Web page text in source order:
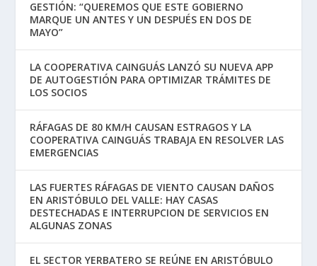
GESTIÓN: “QUEREMOS QUE ESTE GOBIERNO
MARQUE UN ANTES Y UN DESPUÉS EN DOS DE
MAYO”
LA COOPERATIVA CAINGUÁS LANZÓ SU NUEVA APP
DE AUTOGESTIÓN PARA OPTIMIZAR TRÁMITES DE
LOS SOCIOS
RÁFAGAS DE 80 KM/H CAUSAN ESTRAGOS Y LA
COOPERATIVA CAINGUÁS TRABAJA EN RESOLVER LAS
EMERGENCIAS
LAS FUERTES RÁFAGAS DE VIENTO CAUSAN DAÑOS
EN ARISTÓBULO DEL VALLE: HAY CASAS
DESTECHADAS E INTERRUPCION DE SERVICIOS EN
ALGUNAS ZONAS
EL SECTOR YERBATERO SE REÚNE EN ARISTÓBULO